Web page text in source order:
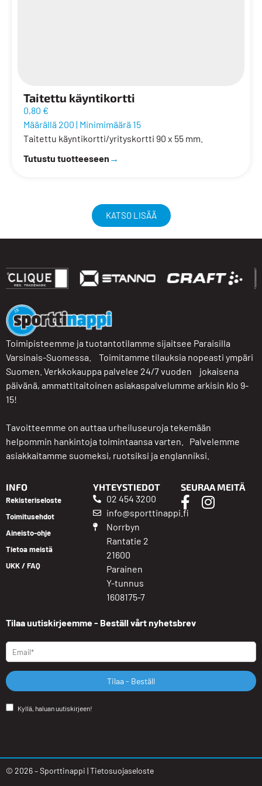
Taitettu käyntikortti
0,80 €
Määrällä 200 | Minimimäärä 15
Taitettu käyntikortti/yrityskortti 90 x 55 mm.
Tutustu tuotteeseen →
KATSO LISÄÄ
Toimipisteemme ja tuotantotilamme sijaitsee Paraisilla
Varsinais-Suomessa. Toimitamme tilauksia nopeasti ympäri
Suomen. Verkkokauppa palvelee 24/7 vuoden jokaisena
päivänä, ammattitaitoinen asiakaspalvelumme arkisin klo 9-
15!
Tavoitteemme on auttaa urheiluseuroja tekemään
helpommin hankintoja toimintaansa varten. Palvelemme
asiakkaitamme suomeksi, ruotsiksi ja englanniksi.
INFO
Rekisteriseloste
Toimitusehdot
Aineisto-ohje
Tietoa meistä
UKK / FAQ
YHTEYSTIEDOT
02 454 3200
info@sporttinappi.fi
Norrbyn
Rantatie 2
21600
Parainen
Y-tunnus
1608175-7
SEURAA MEITÄ
Tilaa uutiskirjeemme - Beställ vårt nyhetsbrev
Tilaa - Beställ
Kyllä, haluan uutiskirjeen!
© 2026– Sporttinappi |Tietosuojaseloste